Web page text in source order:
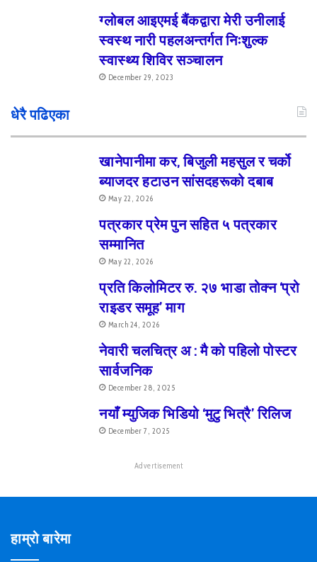
ग्लोबल आइएमई बैंकद्वारा मेरी उनीलाई
स्वस्थ नारी पहलअन्तर्गत निःशुल्क
स्वास्थ्य शिविर सञ्चालन
December 29, 2023
धेरै पढिएका
खानेपानीमा कर, बिजुली महसुल र चर्को
ब्याजदर हटाउन सांसदहरूको दबाब
May 22, 2026
पत्रकार प्रेम पुन सहित ५ पत्रकार
सम्मानित
May 22, 2026
प्रति किलोमिटर रु. २७ भाडा तोक्न ‘प्रो
राइडर समूह’ माग
March 24, 2026
नेवारी चलचित्र अ : मै को पहिलो पोस्टर
सार्वजनिक
December 28, 2025
नयाँ म्युजिक भिडियो ‘मुटु भित्रै’ रिलिज
December 7, 2025
Advertisement
हाम्रो बारेमा